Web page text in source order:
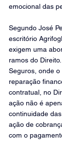
emocional das
Segundo José
escritório
exigem uma
ramos do
Seguros, onde
reparação
contratual, no
ação não é
continuidade
ação de
com o